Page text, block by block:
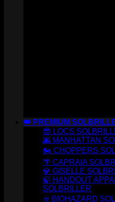
👑 PREMIUM
😎 LOCS
🌆 MANHATTAN
🏍️ CHOPPERS
🌴 CAPRAIA
💎 GISELLE
🍃 HANDOUT
SOLBRILLER
☣️ BIOHAZARD